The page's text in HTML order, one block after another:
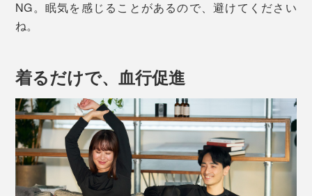
NG。眠気を感じることがあるので、避けてください
ね。
着るだけで、血行促進